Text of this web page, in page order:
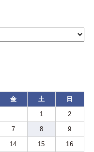
金 土 日
1 2
7 8 9
14 15 16